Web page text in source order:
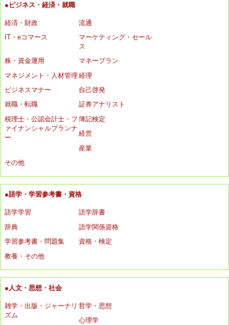
●ビジネス・経済・就職
経済・財政
流通
IT・eコマース
マーケティング・セール
ス
株・資金運用
マネープラン
マネジメント・人材管理 経理
ビジネスマナー
自己啓発
就職・転職
証券アナリスト
税理士・公認会計士・フ
ァイナンシャルプランナ
ー
簿記検定
経営
産業
その他
●語学・学習参考書・資格
語学学習
語学辞書
辞典
語学関係資格
学習参考書・問題集
資格・検定
教養・その他
●人文・思想・社会
雑学・出版・ジャーナリ
ズム
哲学・思想
心理学